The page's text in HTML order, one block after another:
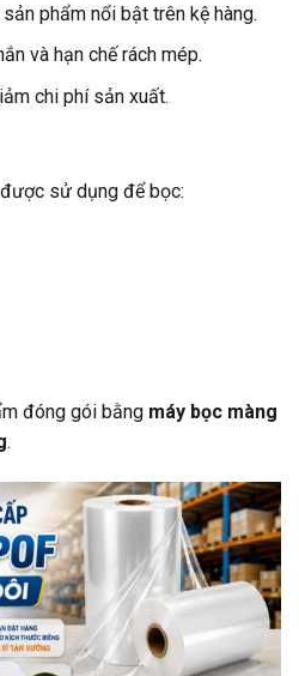
phẩm nổi bật trên kệ hàng.
và hạn chế rách mép.
chi phí sản xuất.
sử dụng để bọc:
đóng gói bằng máy bọc màng
.